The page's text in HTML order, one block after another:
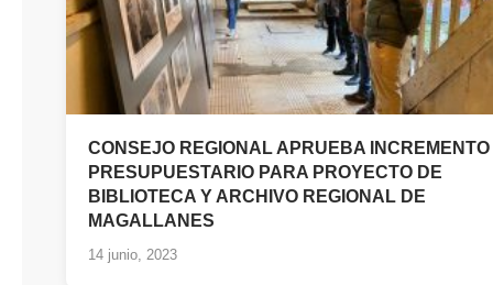
CONSEJO REGIONAL APRUEBA INCREMENTO
PRESUPUESTARIO PARA PROYECTO DE
BIBLIOTECA Y ARCHIVO REGIONAL DE
MAGALLANES
14 junio, 2023